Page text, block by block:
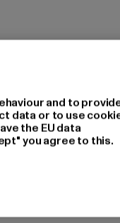
and to
data or to use
the EU data
you agree to this.